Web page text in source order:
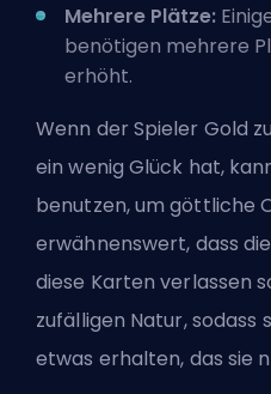
Mehrere Plätze:
benötigen mehrere
erhöht.
Wenn der Spieler Gold
ein wenig Glück hat,
benutzen, um göttliche
erwähnenswert, dass
diese Karten verlassen
zufälligen Natur, sodass
etwas erhalten, das sie